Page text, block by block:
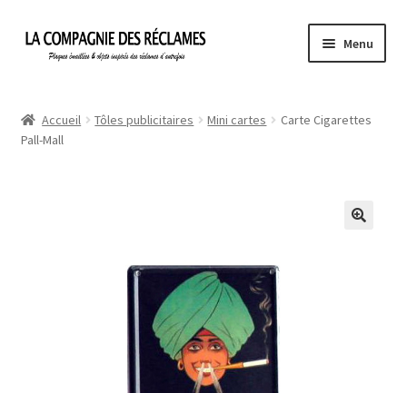
Aller
Aller
Menu
À propos de La Compagnie des Réclames
Politique de confidentialité
Accueil Tôles publicitaires Mini cartes
Carte Cigarettes
Pall-Mall